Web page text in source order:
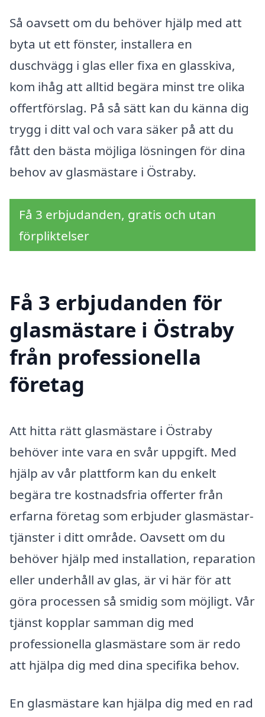
Så oavsett om du behöver hjälp med att
byta ut ett fönster, installera en
duschvägg i glas eller fixa en glasskiva,
kom ihåg att alltid begära minst tre olika
offertförslag. På så sätt kan du känna dig
trygg i ditt val och vara säker på att du
fått den bästa möjliga lösningen för dina
behov av glasmästare i Östraby.
Få 3 erbjudanden, gratis och utan
förpliktelser
Få 3 erbjudanden för
glasmästare i Östraby
från professionella
företag
Att hitta rätt glasmästare i Östraby
behöver inte vara en svår uppgift. Med
hjälp av vår plattform kan du enkelt
begära tre kostnadsfria offerter från
erfarna företag som erbjuder glasmästar-
tjänster i ditt område. Oavsett om du
behöver hjälp med installation, reparation
eller underhåll av glas, är vi här för att
göra processen så smidig som möjligt. Vår
tjänst kopplar samman dig med
professionella glasmästare som är redo
att hjälpa dig med dina specifika behov.
En glasmästare kan hjälpa dig med en rad